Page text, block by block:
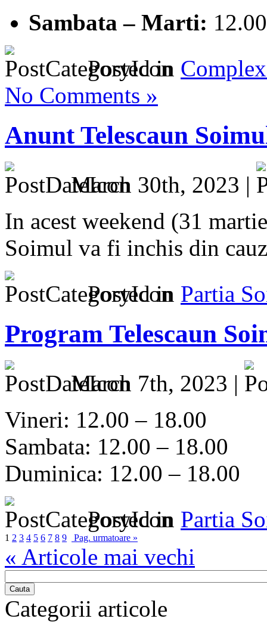
Sambata – Marti:
Posted in
No Comments »
Anunt Telescaun
March 30th, 2023 |
In acest weekend (31
Soimul va fi inchis din
Posted in Partia
Program Telescaun
March 7th, 2023 |
Vineri: 12.00 – 18.00
Sambata: 12.00 – 18.00
Duminica: 12.00 – 18.00
Posted in Partia
1 2 3 4 5 6 7 8 9 Pag. urmatoare »
« Articole mai vechi
Cauta
Categorii articole